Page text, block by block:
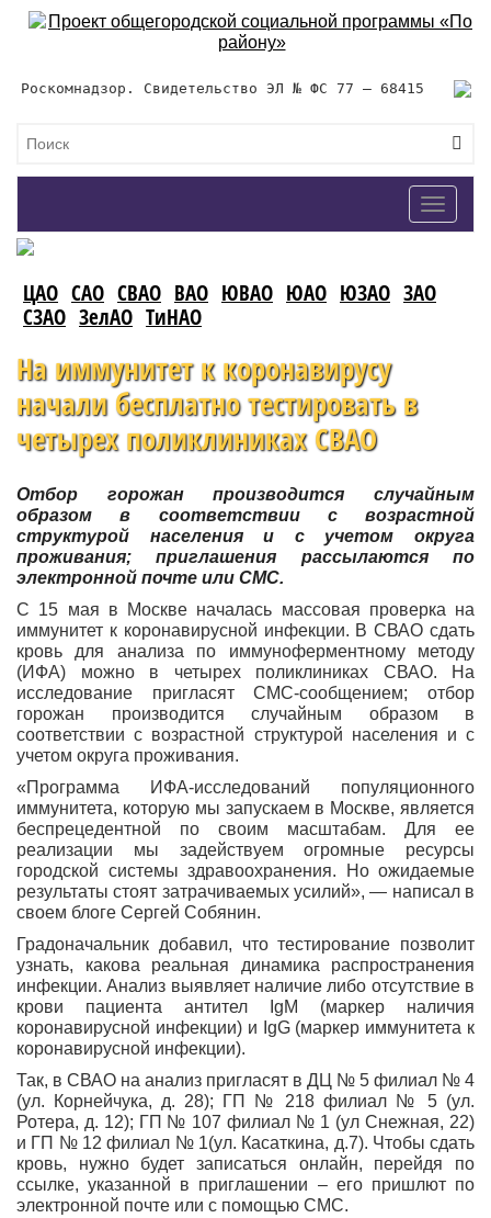
Роскомнадзор. Свидетельство ЭЛ № ФС 77 – 68415
Toggle
ЦАО САО СВАО ВАО ЮВАО ЮАО ЮЗАО ЗАО
СЗАО ЗелАО ТиНАО
На иммунитет к коронавирусу
начали бесплатно тестировать в
четырех поликлиниках СВАО
Отбор горожан производится случайным
образом в соответствии с возрастной
структурой населения и с учетом округа
проживания; приглашения рассылаются по
электронной почте или СМС.
С 15 мая в Москве началась массовая проверка на
иммунитет к коронавирусной инфекции. В СВАО сдать
кровь для анализа по иммуноферментному методу
(ИФА) можно в четырех поликлиниках СВАО. На
исследование пригласят СМС-сообщением; отбор
горожан производится случайным образом в
соответствии с возрастной структурой населения и с
учетом округа проживания.
«Программа ИФА-исследований популяционного
иммунитета, которую мы запускаем в Москве, является
беспрецедентной по своим масштабам. Для ее
реализации мы задействуем огромные ресурсы
городской системы здравоохранения. Но ожидаемые
результаты стоят затрачиваемых усилий», — написал в
своем блоге Сергей Собянин.
Градоначальник добавил, что тестирование позволит
узнать, какова реальная динамика распространения
инфекции. Анализ выявляет наличие либо отсутствие в
крови пациента антител IgM (маркер наличия
коронавирусной инфекции) и IgG (маркер иммунитета к
коронавирусной инфекции).
Так, в СВАО на анализ пригласят в ДЦ № 5 филиал № 4
(ул. Корнейчука, д. 28); ГП № 218 филиал № 5 (ул.
Ротера, д. 12); ГП № 107 филиал № 1 (ул Снежная, 22)
и ГП № 12 филиал № 1(ул. Касаткина, д.7). Чтобы сдать
кровь, нужно будет записаться онлайн, перейдя по
ссылке, указанной в приглашении – его пришлют по
электронной почте или с помощью СМС.